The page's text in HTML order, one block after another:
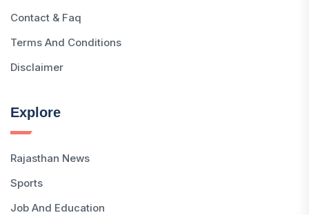
Contact & Faq
Terms And Conditions
Disclaimer
Explore
Rajasthan News
Sports
Job And Education